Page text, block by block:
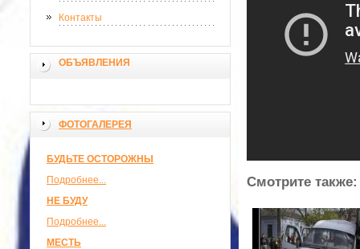
Контакты
ОБЪЯВЛЕНИЯ
ФОТОГАЛЕРЕЯ
БУДЬТЕ ОСТОРОЖНЫ
Подробнее...
НЕ БУДУ
Подробнее...
МЕСТЬ
Смотрите также: